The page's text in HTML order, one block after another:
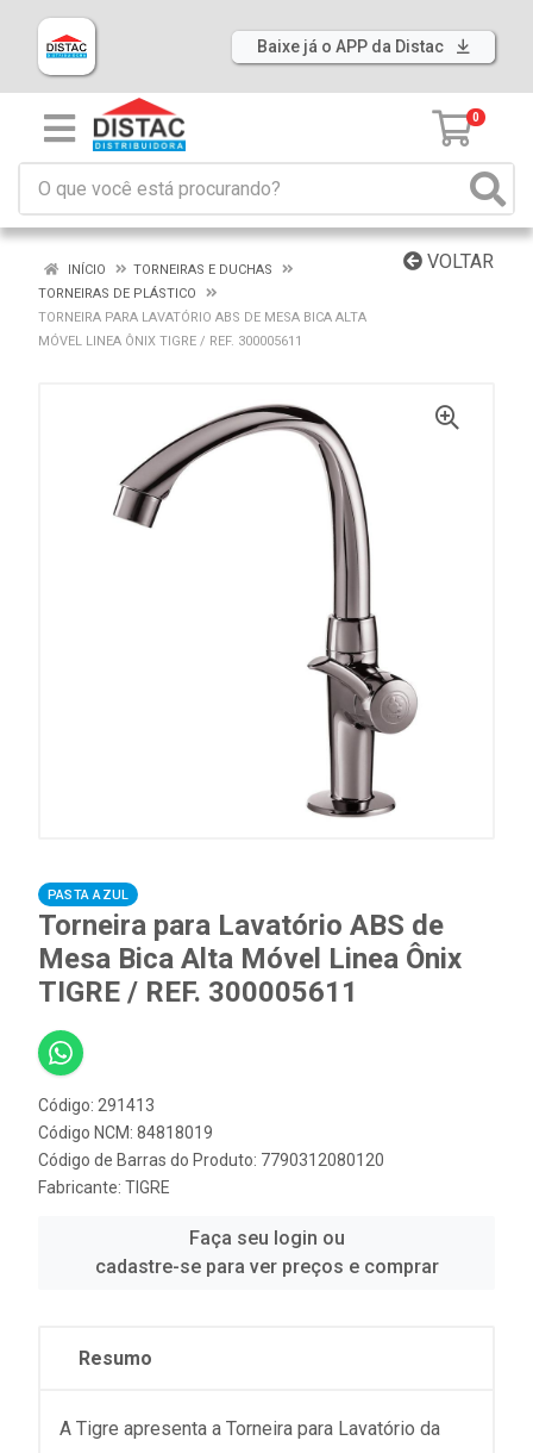
Baixe já o APP da Distac
0
VOLTAR
INÍCIO
TORNEIRAS E DUCHAS
TORNEIRAS DE PLÁSTICO
TORNEIRA PARA LAVATÓRIO ABS DE MESA BICA ALTA
MÓVEL LINEA ÔNIX TIGRE / REF. 300005611
PASTA AZUL
Torneira para Lavatório ABS de
Mesa Bica Alta Móvel Linea Ônix
TIGRE / REF. 300005611
Código: 291413
Código NCM: 84818019
Código de Barras do Produto: 7790312080120
Fabricante: TIGRE
Faça seu login ou
cadastre-se para ver preços e comprar
Resumo
A Tigre apresenta a Torneira para Lavatório da